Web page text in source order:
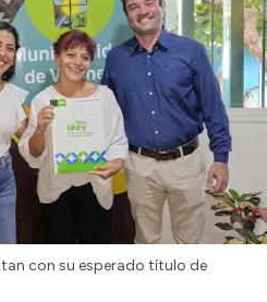
con su esperado título de